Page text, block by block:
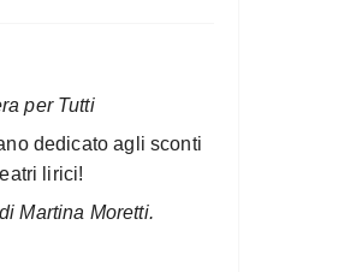
per Tutti
dedicato agli sconti
lirici!
Martina Moretti.